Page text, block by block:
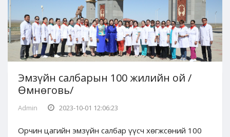
Эмзүйн салбарын 100 жилийн ой /
Өмнөговь/
Admin 2023-10-01 12:06:23
Орчин цагийн эмзүйн салбар үүсч хөгжсөний 100